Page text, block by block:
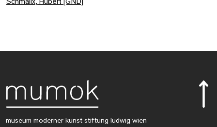
museum moderner kunst stiftung ludwig wien